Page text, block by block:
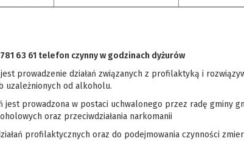
781 63 61 telefon czynny w godzinach dyżurów
prowadzenie działań związanych z profilaktyką i
uzależnionych od alkoholu.
jest prowadzona w postaci uchwalonego przez radę gminy
oraz przeciwdziałania narkomanii
profilaktycznych oraz do podejmowania czynności